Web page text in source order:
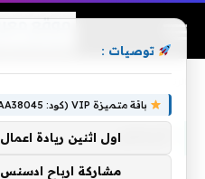
الرحمن
توصيات :
باقة متميزة VIP (كود: AA38045):
اول اثنين ريادة اعمال
مشاركة ارباح ادسنس